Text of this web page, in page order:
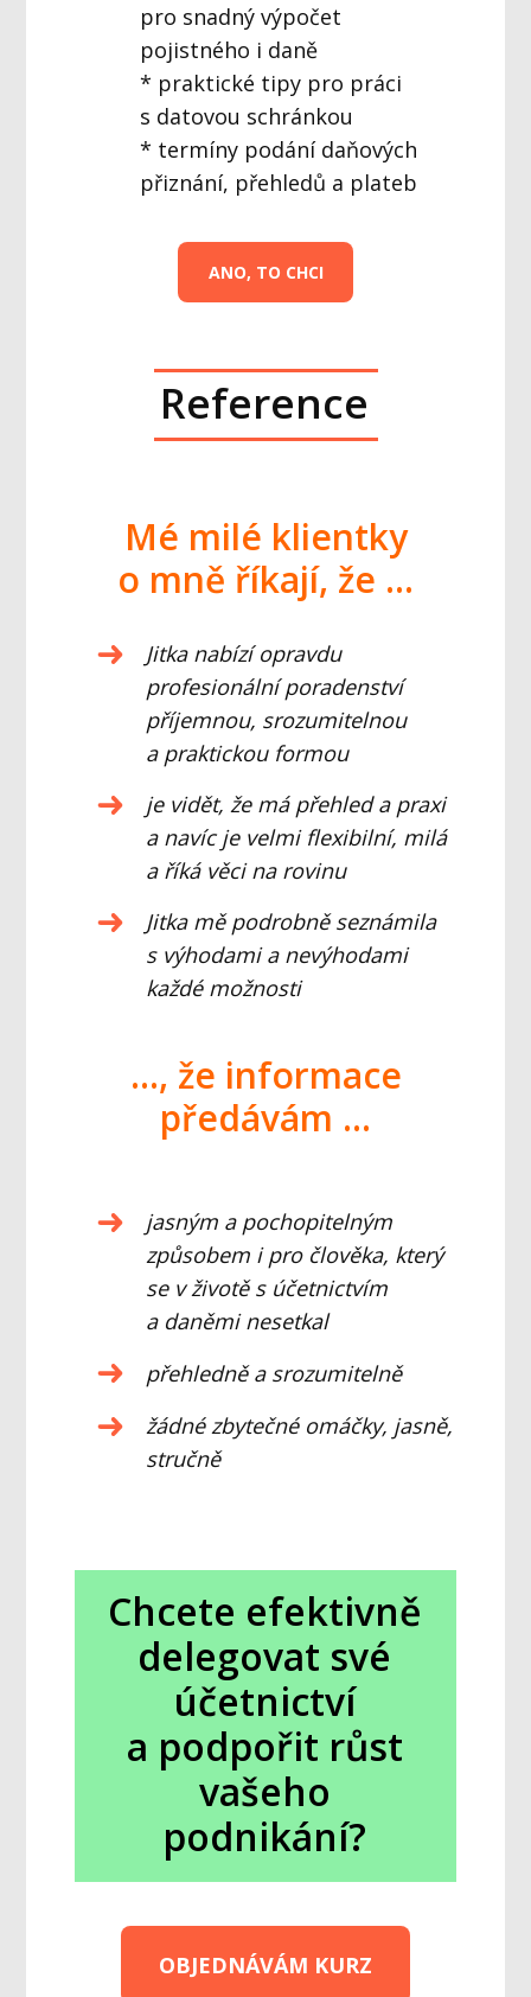
pro snadný výpočet
pojistného i daně
* praktické tipy pro práci
s datovou schránkou
* termíny podání daňových
přiznání, přehledů a plateb
ANO, TO CHCI
Reference
Mé milé klientky
o mně říkají, že ...
Jitka nabízí opravdu
profesionální poradenství
příjemnou, srozumitelnou
a praktickou formou
je vidět, že má přehled a praxi
a navíc je velmi flexibilní, milá
a říká věci na rovinu
Jitka mě podrobně seznámila
s výhodami a nevýhodami
každé možnosti
..., že informace
předávám ...
jasným a pochopitelným
způsobem i pro člověka, který
se v životě s účetnictvím
a daněmi nesetkal
přehledně a srozumitelně
žádné zbytečné omáčky, jasně,
stručně
Chcete efektivně
delegovat své
účetnictví
a podpořit růst
vašeho
podnikání?
OBJEDNÁVÁM KURZ